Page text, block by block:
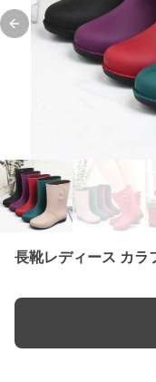
Previous slide
長靴レディース カラ